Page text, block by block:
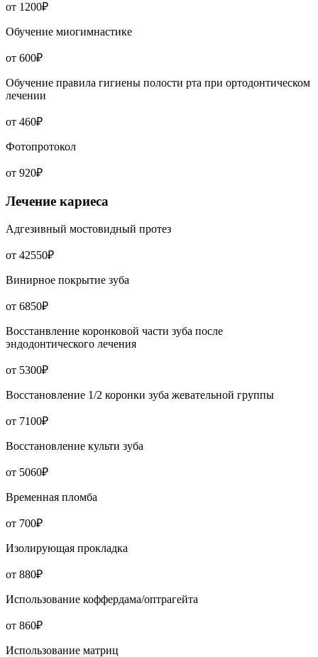
от 1200₽
Обучение миогимнастике
от 600₽
Обучение правила гигиены полости рта при ортодонтическом
лечении
от 460₽
Фотопротокол
от 920₽
Лечение кариеса
Адгезивный мостовидный протез
от 42550₽
Винирное покрытие зуба
от 6850₽
Восстанвление коронковой части зуба после
эндодонтического лечения
от 5300₽
Восстановление 1/2 коронки зуба жевательной группы
от 7100₽
Восстановление культи зуба
от 5060₽
Временная пломба
от 700₽
Изолирующая прокладка
от 880₽
Использование коффердама/оптрагейта
от 860₽
Использование матриц